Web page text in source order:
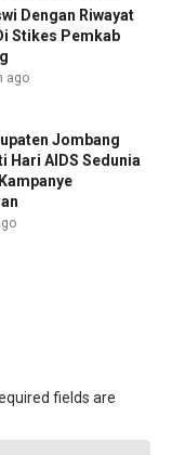
Dengan Riwayat
Stikes Pemkab
ago
Jombang
Hari AIDS Sedunia
fields are